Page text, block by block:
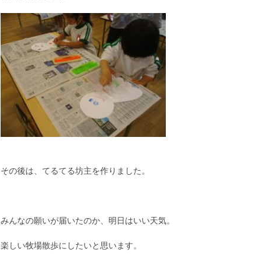
その後は、てるてる坊主を作りました。
みんなの願いが届いたのか、明日はいい天気。
楽しい牧場散歩にしたいと思います。